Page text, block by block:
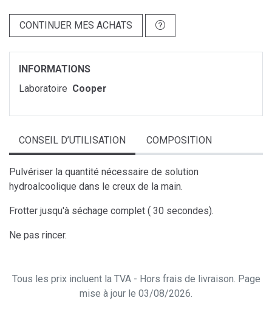
CONTINUER MES ACHATS
INFORMATIONS
Laboratoire Cooper
CONSEIL D’UTILISATION COMPOSITION
Pulvériser la quantité nécessaire de solution
hydroalcoolique dans le creux de la main.
Frotter jusqu'à séchage complet ( 30 secondes).
Ne pas rincer.
Tous les prix incluent la TVA - Hors frais de livraison. Page
mise à jour le 03/08/2026.